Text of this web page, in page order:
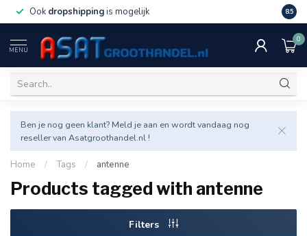
Ook dropshippingis mogelijk Veel
8.5
MENU
0
Ben je nog geen klant? Meld je aan en wordt vandaag nog
reseller van Asatgroothandel.nl !
Home / Tags / antenne
Products tagged with antenne
Filters